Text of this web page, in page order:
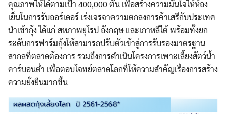
Search
คุณภาพให้ได้ตามเป้า 400,000 ตัน เพื่อสร้างความมั่นใจให้ห้อง
เย็นในการรับออร์เดอร์ เร่งเจรจาความตกลงการค้าเสรีกับประเทศ
นำเข้ากุ้ง ได้แก่ สหภาพยุโรป อังกฤษ และเกาหลีใต้ พร้อมทั้งยก
ระดับการฟาร์มกุ้งให้สามารถปรับตัวเข้าสู่การรับรองมาตรฐาน
สากลที่ตลาดต้องการ รวมถึงการดำเนินโครงการเพาะเลี้ยงสัตว์น้ำ
คาร์บอนต่ำ เพื่อตอบโจทย์ตลาดโลกที่ให้ความสำคัญเรื่องการสร้าง
ความยั่งยืนมากขึ้น